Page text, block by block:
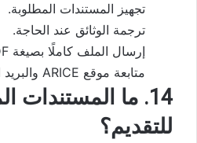
تجهيز المستندات المطلوبة.
ترجمة الوثائق عند الحاجة.
إرسال الملف كاملًا بصيغة PDF قبل الموعد النهائي.
متابعة موقع ARICE والبريد الإلكتروني لمعرفة النتائج.
14. ما المستندات
للتقديم؟